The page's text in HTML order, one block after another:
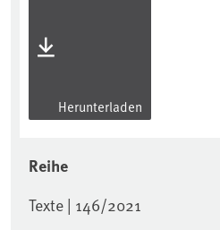
Herunterladen
Reihe
Texte | 146/2021